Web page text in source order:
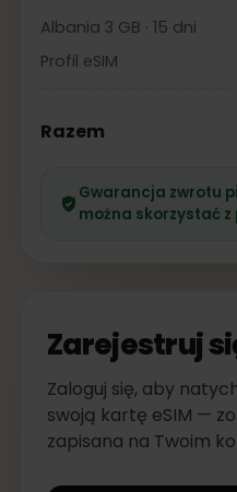
Albania 3 GB · 15 dni
Profil eSIM
Razem
Gwarancja zwrotu
można skorzystać z
Zarejestruj
Zaloguj się, aby
swoją kartę eSIM —
zapisana na Twoim